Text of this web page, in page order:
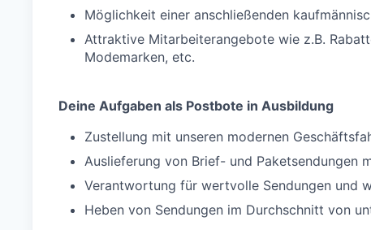
Möglichkeit einer anschließenden
Attraktive Mitarbeiterangebote wie z.B.
Modemarken, etc.
Deine Aufgaben als Postbote in Ausbildung
Zustellung mit unseren modernen
Auslieferung von Brief- und Paketsendungen
Verantwortung für wertvolle Sendungen und
Heben von Sendungen im Durchschnitt von